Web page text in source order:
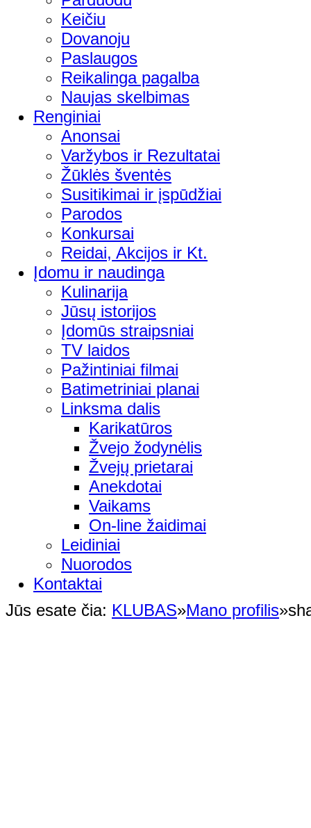
Keičiu
Dovanoju
Paslaugos
Reikalinga pagalba
Naujas skelbimas
Renginiai
Anonsai
Varžybos ir Rezultatai
Žūklės šventės
Susitikimai ir įspūdžiai
Parodos
Konkursai
Reidai, Akcijos ir Kt.
Įdomu ir naudinga
Kulinarija
Jūsų istorijos
Įdomūs straipsniai
TV laidos
Pažintiniai filmai
Batimetriniai planai
Linksma dalis
Karikatūros
Žvejo žodynėlis
Žvejų prietarai
Anekdotai
Vaikams
On-line žaidimai
Leidiniai
Nuorodos
Kontaktai
Jūs esate čia: KLUBAS»Mano profilis»